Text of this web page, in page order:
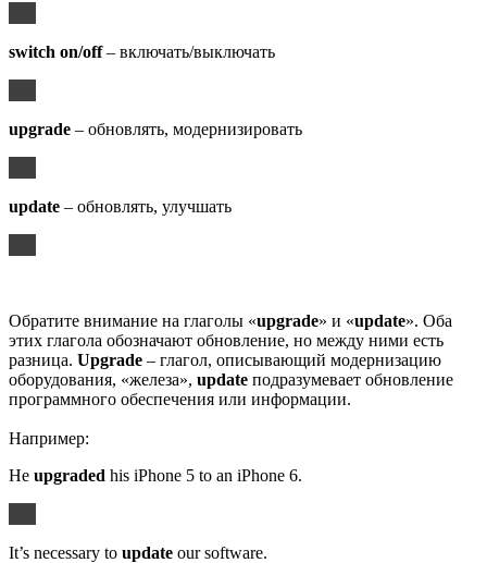
switch on/off– включать/выключать
upgrade – обновлять, модернизировать
update – обновлять, улучшать
Обратите внимание на глаголы «upgrade» и «update». Оба
этих глагола обозначают обновление, но между ними есть
разница. Upgrade – глагол, описывающий модернизацию
оборудования, «железа», update подразумевает обновление
программного обеспечения или информации.
Например:
He upgraded his iPhone 5 to an iPhone 6.
It’s necessary to update our software.